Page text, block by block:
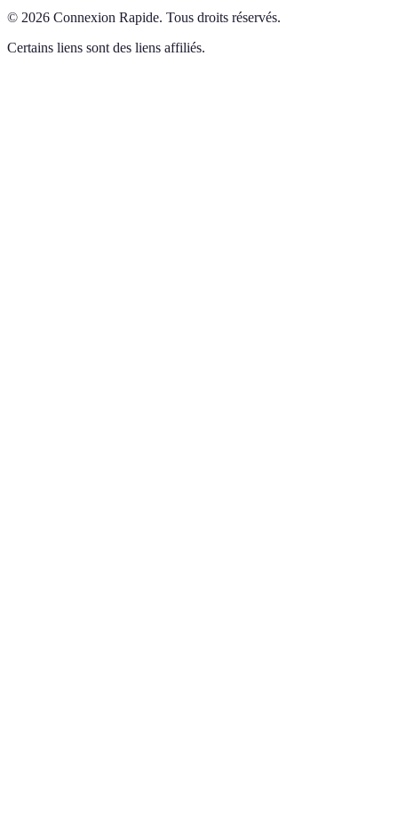
© 2026 Connexion Rapide. Tous droits réservés.
Certains liens sont des liens affiliés.